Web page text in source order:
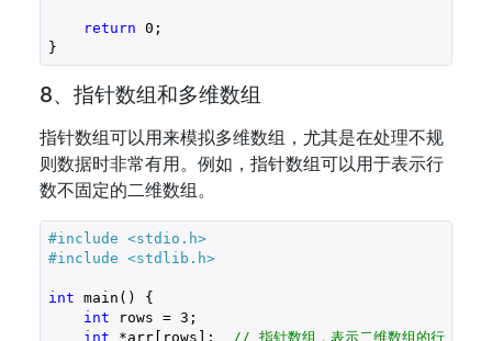
return 0 ;
8、指针数组和多维数组
指针数组可以用来模拟多维数组，尤其是在处理不规
则数据时非常有用。例如，指针数组可以用于表示行
数不固定的二维数组。
#include <stdio.h>
#include <stdlib.h>
int main() {
int rows = 3 ;
int *arr[rows]; // 指针数组，表示二维数组的行